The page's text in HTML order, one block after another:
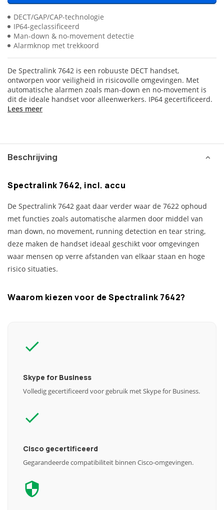
DECT/GAP/CAP-technologie
IP64-geclassificeerd
Man-down & no-movement detectie
Alarmknop met trekkoord
De Spectralink 7642 is een robuuste DECT handset,
ontworpen voor veiligheid in risicovolle omgevingen. Met
automatische alarmen zoals man-down en no-movement is
dit de ideale handset voor alleenwerkers. IP64 gecertificeerd.
Lees meer
Beschrijving
Spectralink 7642, incl. accu
De Spectralink 7642 gaat daar verder waar de 7622 ophoud
met functies zoals automatische alarmen door middel van
man down, no movement, running detection en tear string,
deze maken de handset ideaal geschikt voor omgevingen
waar mensen op verre afstanden van elkaar staan en hoge
risico situaties.
Waarom kiezen voor de Spectralink 7642?
Skype for Business
Volledig gecertificeerd voor gebruik met Skype for Business.
Cisco gecertificeerd
Gegarandeerde compatibiliteit binnen Cisco-omgevingen.